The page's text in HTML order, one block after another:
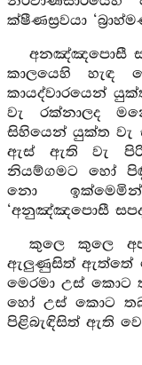
ක්ෂීණස්‍රවයා
අනඤ්ඤපොසී
කාලයෙහි හැඳ
කායද්වාරයෙන්
වැ රක්නාලද
සිහියෙන් යුක්ත වැ
ඇස් ඇති වැ
නියම්ගමට හෝ
නො
‘අනුඤ්ඤපොසී
කුලෙ කුලෙ
ඇලුණුසිත් ඇත්තේ
මෙරමා උස් කොට
හෝ උස් කොට
පිළිබැඳිසිත් ඇති